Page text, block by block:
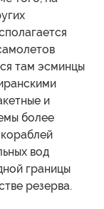
там эсминцы
и
более
вод
границы
резерва.